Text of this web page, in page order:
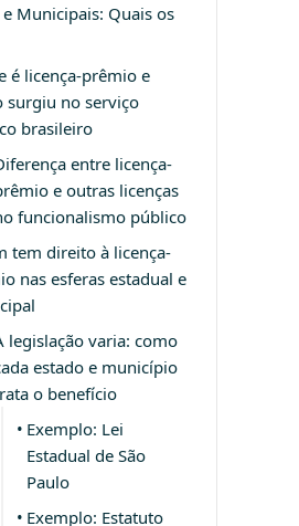
e Municipais: Quais os
é licença-prêmio e
surgiu no serviço
brasileiro
entre licença-
e outras licenças
funcionalismo público
tem direito à licença-
nas esferas estadual e
legislação varia: como
estado e município
o benefício
Exemplo: Lei
Estadual de São
Paulo
Exemplo: Estatuto